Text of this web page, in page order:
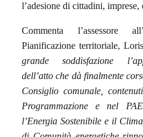
l’adesione di cittadini,
Commenta l’assessore
Pianificazione territoriale,
grande soddisfazione
dell’atto che dà finalmente
Consiglio comunale,
Programmazione e nel
l’Energia Sostenibile e il